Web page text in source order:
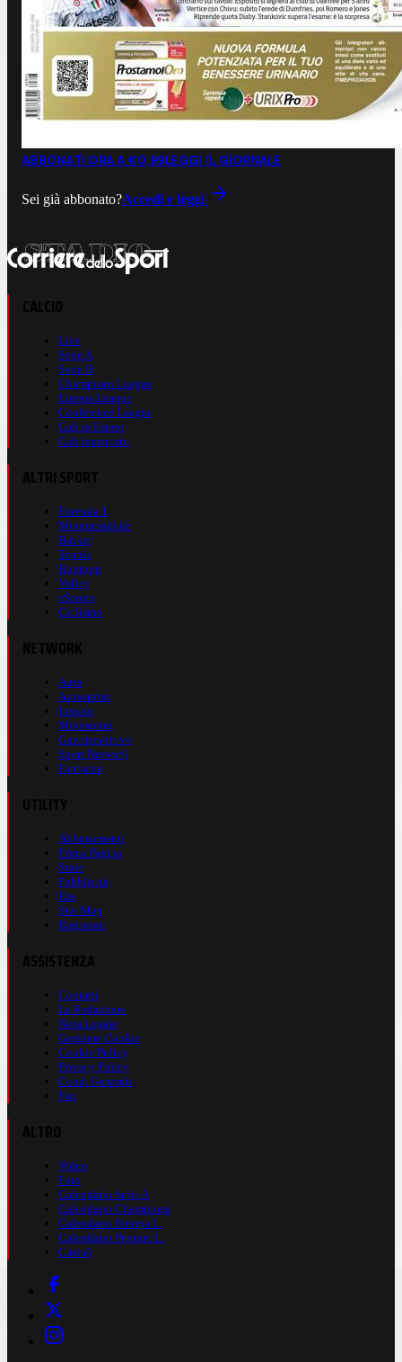
ABBONATI ORA A €0,99LEGGI IL GIORNALE
Sei già abbonato?Accedi e leggi
Live
Serie A
Serie B
Champions League
Europa League
Conference League
Calcio Estero
Calciomercato
Formula 1
Motomondiale
Basket
Tennis
Running
Volley
eSports
Ciclismo
Auto
Autosprint
Inmoto
Motosprint
Guerinsportivo
Sport Network
Fantacup
Abbonamenti
Prima Pagina
Store
Pubblicità
Rss
Site Map
Registrati
Contatti
La Redazione
Nota Legale
Gestione Cookie
Cookie Policy
Privacy Policy
Cond. Generali
Faq
Video
Foto
Calendario Serie A
Calendario Champions
Calendario Europa L.
Calendario Premier L.
Casinò